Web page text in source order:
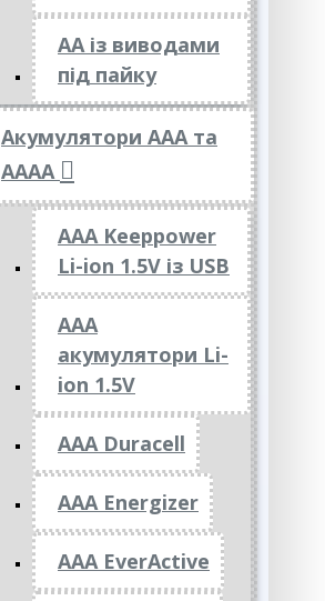
АА із виводами
під пайку
Акумулятори ААА та
АААА
AAA Keeppower
Li-ion 1.5V із USB
ААА
акумулятори Li-
ion 1.5V
AAA Duracell
AAA Energizer
AAA EverActive